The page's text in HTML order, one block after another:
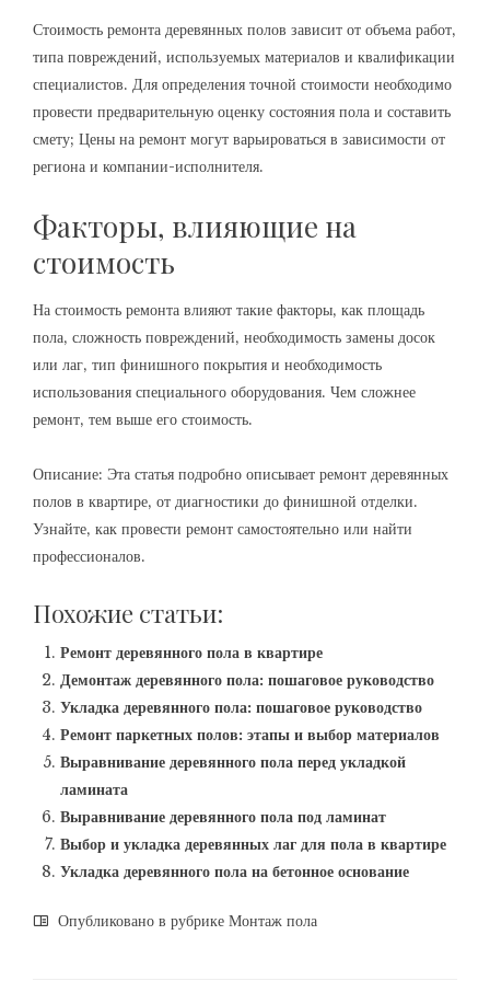
Стоимость ремонта деревянных полов зависит от объема работ‚
типа повреждений‚ используемых материалов и квалификации
специалистов. Для определения точной стоимости необходимо
провести предварительную оценку состояния пола и составить
смету; Цены на ремонт могут варьироваться в зависимости от
региона и компании-исполнителя.
Факторы‚ влияющие на
стоимость
На стоимость ремонта влияют такие факторы‚ как площадь
пола‚ сложность повреждений‚ необходимость замены досок
или лаг‚ тип финишного покрытия и необходимость
использования специального оборудования. Чем сложнее
ремонт‚ тем выше его стоимость.
Описание: Эта статья подробно описывает ремонт деревянных
полов в квартире‚ от диагностики до финишной отделки.
Узнайте‚ как провести ремонт самостоятельно или найти
профессионалов.
Похожие статьи:
Ремонт деревянного пола в квартире
Демонтаж деревянного пола: пошаговое руководство
Укладка деревянного пола: пошаговое руководство
Ремонт паркетных полов: этапы и выбор материалов
Выравнивание деревянного пола перед укладкой
ламината
Выравнивание деревянного пола под ламинат
Выбор и укладка деревянных лаг для пола в квартире
Укладка деревянного пола на бетонное основание
Опубликовано в рубрике Монтаж пола